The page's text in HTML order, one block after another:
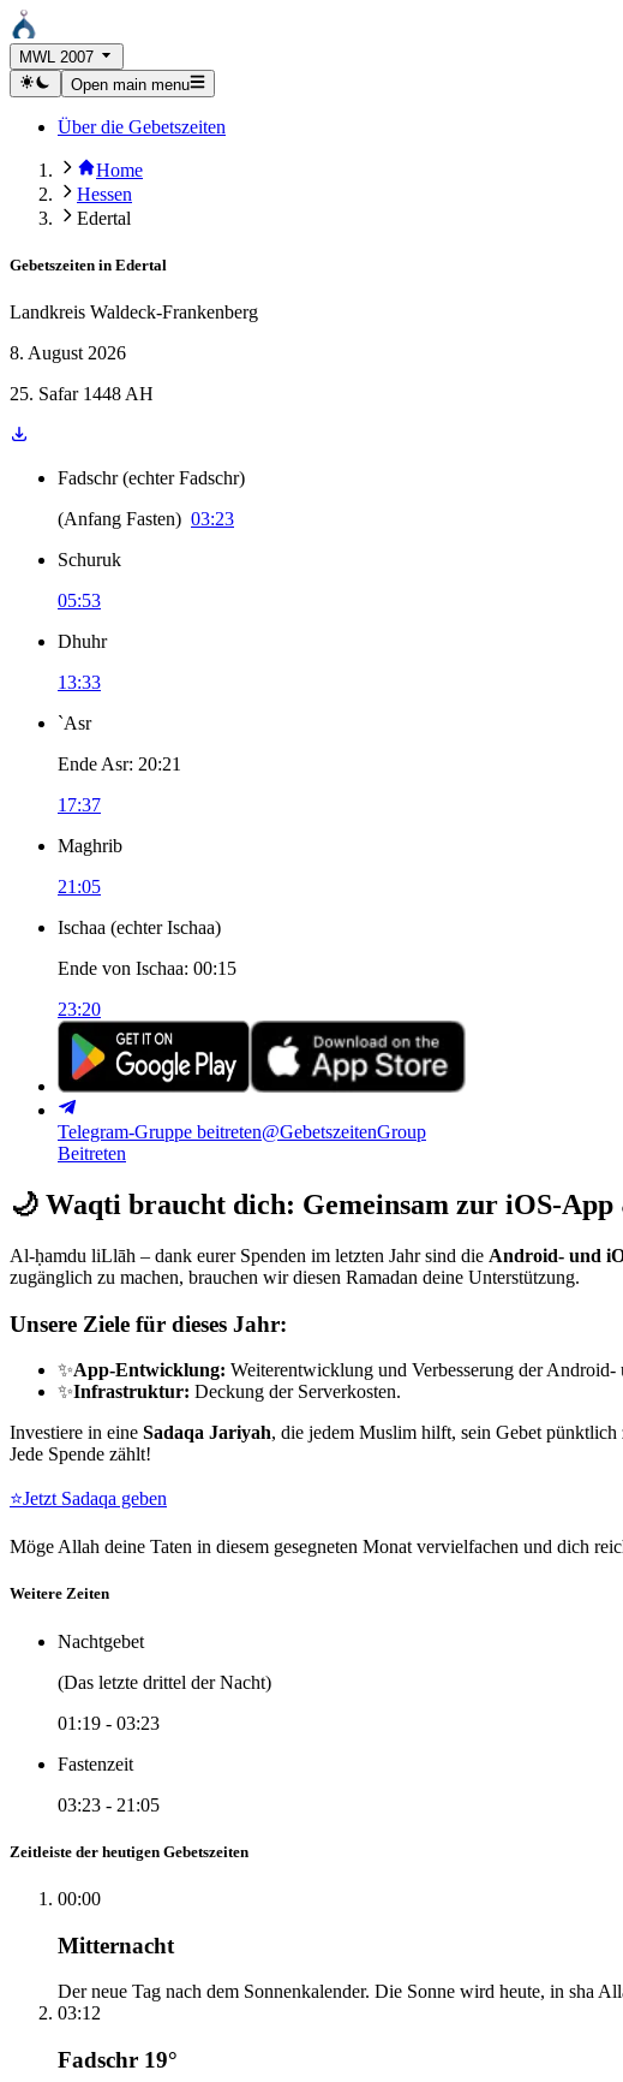
MWL 2007
Open main menu
Über die Gebetszeiten
Home
Hessen
Edertal
Gebetszeiten in Edertal
Landkreis Waldeck-Frankenberg
8. August 2026
25. Safar 1448 AH
Fadschr (echter Fadschr)
(Anfang Fasten) 03:23
Schuruk
05:53
Dhuhr
13:33
`Asr
Ende Asr: 20:21
17:37
Maghrib
21:05
Ischaa (echter Ischaa)
Ende von Ischaa: 00:15
23:20
Telegram-Gruppe beitreten@GebetszeitenGroup
Beitreten
🌙 Waqti braucht dich: Gemeinsam zur iOS-App
Al-ḥamdu liLlāh – dank eurer Spenden im letzten Jahr sind die Android- und
zugänglich zu machen, brauchen wir diesen Ramadan deine Unterstützung.
Unsere Ziele für dieses Jahr:
✨App-Entwicklung: Weiterentwicklung und Verbesserung der
✨Infrastruktur: Deckung der Serverkosten.
Investiere in eine Sadaqa Jariyah, die jedem Muslim hilft, sein Gebet pünktlich
Jede Spende zählt!
⭐Jetzt Sadaqa geben
Möge Allah deine Taten in diesem gesegneten Monat vervielfachen und dich
Weitere Zeiten
Nachtgebet
(Das letzte drittel der Nacht)
01:19 - 03:23
Fastenzeit
03:23 - 21:05
Zeitleiste der heutigen Gebetszeiten
00:00
Mitternacht
Der neue Tag nach dem Sonnenkalender. Die Sonne wird heute, in sha
03:12
Fadschr 19°